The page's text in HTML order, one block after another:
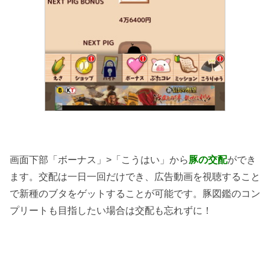
画面下部「ボーナス」>「こうはい」から豚の交配ができ
ます。交配は一日一回だけでき、広告動画を視聴すること
で新種のブタをゲットすることが可能です。豚図鑑のコン
プリートも目指したい場合は交配も忘れずに！